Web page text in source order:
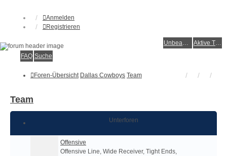
Anmelden
Registrieren
Unbeantwortete Themen
Aktive Themen
FAQ Suche
Foren-Übersicht Dallas Cowboys Team
Team
Unterforen
Offensive
Offensive Line, Wide Receiver, Tight Ends,